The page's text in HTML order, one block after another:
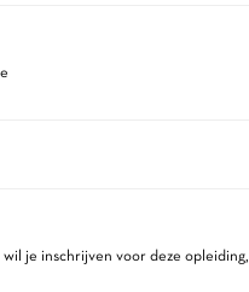
je inschrijven voor deze opleiding,